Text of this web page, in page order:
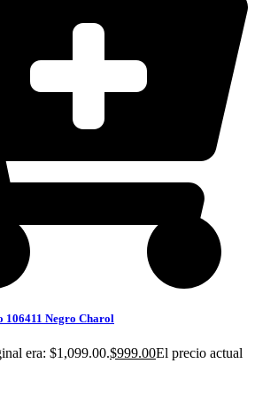
Negro Charol
era: $1,099.00.$999.00El precio actual